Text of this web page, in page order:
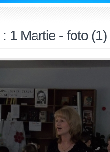
: 1 Martie - foto (1)